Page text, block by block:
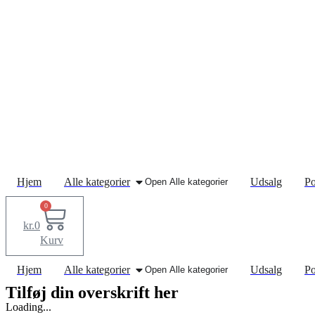
Hjem Alle kategorier Open Alle kategorier Udsalg
kr.0
0
Kurv
Hjem Alle kategorier Open Alle kategorier Udsalg
Tilføj din overskrift her
Loading...